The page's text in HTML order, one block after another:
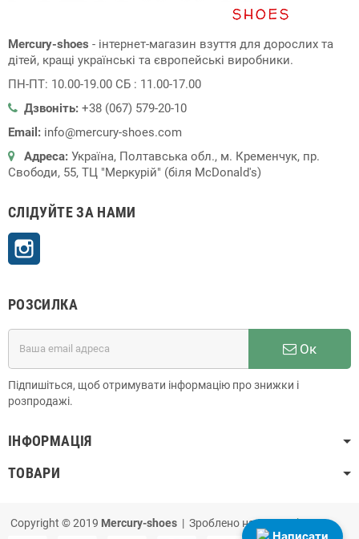
Mercury-shoes - інтернет-магазин взуття для дорослих та
дітей, кращі українські та європейські виробники.
ПН-ПТ: 10.00-19.00 СБ : 11.00-17.00
Дзвоніть: +38 (067) 579-20-10
Email: info@mercury-shoes.com
Адреса: Україна, Полтавська обл., м. Кременчук, пр.
Свободи, 55, ТЦ "Меркурій" (біля McDonald's)
СЛІДУЙТЕ ЗА НАМИ
РОЗСИЛКА
Ок
Підпишіться, щоб отримувати інформацію про знижки і
розпродажі.
ІНФОРМАЦІЯ
ТОВАРИ
Copyright © 2019 Mercury-shoes | Зроблено наPrestaShop